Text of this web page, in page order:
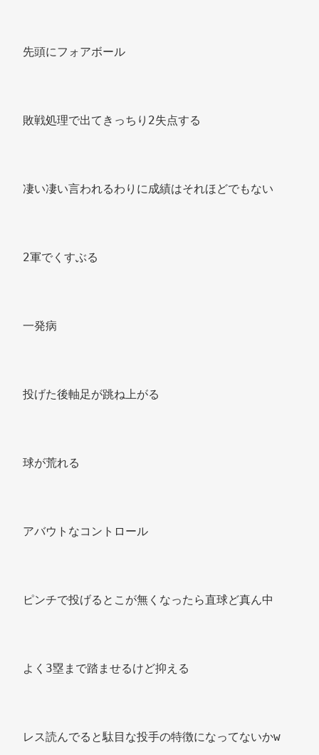
先頭にフォアボール
敗戦処理で出てきっちり2失点する
凄い凄い言われるわりに成績はそれほどでもない
2軍でくすぶる
一発病
投げた後軸足が跳ね上がる
球が荒れる
アバウトなコントロール
ピンチで投げるとこが無くなったら直球ど真ん中
よく3塁まで踏ませるけど抑える
レス読んでると駄目な投手の特徴になってないかw